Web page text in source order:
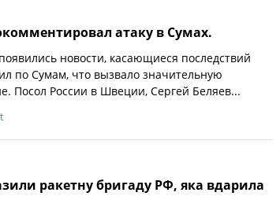
атаку в Сумах.
новости, касающиеся последствий
по Сумам, что вызвало значительную
Посол России в Швеции, Сергей Беляев...
ракетну бригаду РФ, яка вдарила